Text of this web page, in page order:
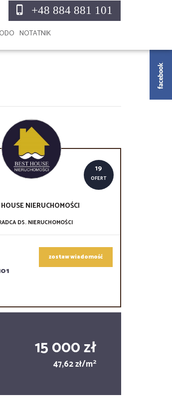
NOTATNIK
+48 884 881 101
19
OFERT
NIERUCHOMOŚCI
DS. NIERUCHOMOŚCI
zostaw wiadomość
15 000 zł
47,62 zł/m2